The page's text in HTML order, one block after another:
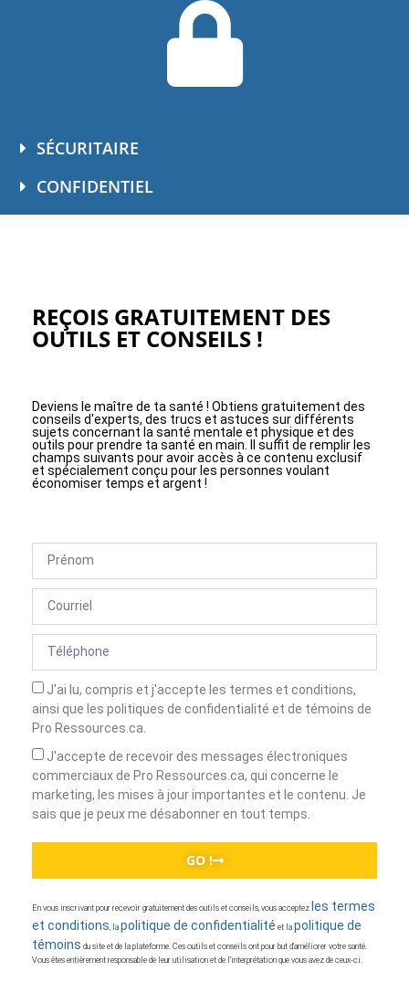
SÉCURITAIRE
CONFIDENTIEL
REÇOIS GRATUITEMENT DES
OUTILS ET CONSEILS !
Deviens le maître de ta santé ! Obtiens gratuitement des
conseils d'experts, des trucs et astuces sur différents
sujets concernant la santé mentale et physique et des
outils pour prendre ta santé en main. Il suffit de remplir les
champs suivants pour avoir accès à ce contenu exclusif
et spécialement conçu pour les personnes voulant
économiser temps et argent !
J'ai lu, compris et j'accepte les termes et conditions,
ainsi que les politiques de confidentialité et de témoins de
Pro Ressources.ca.
J'accepte de recevoir des messages électroniques
commerciaux de Pro Ressources.ca, qui concerne le
marketing, les mises à jour importantes et le contenu. Je
sais que je peux me désabonner en tout temps.
GO !
En vous inscrivant pour recevoir gratuitement des outils et conseils, vous acceptez les termes
et conditions , la politique de confidentialité et la politique de
témoins du site et de la plateforme. Ces outils et conseils ont pour but d’améliorer votre santé.
Vous êtes entièrement responsable de leur utilisation et de l’interprétation que vous avez de ceux-ci.